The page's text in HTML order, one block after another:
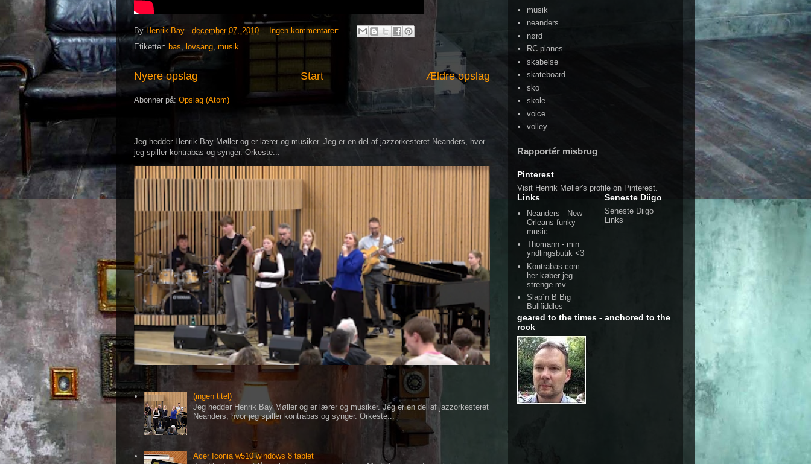
By Henrik Bay - december 07, 2010
Ingen kommentarer:
Etiketter: bas, lovsang, musik
Nyere opslag Ældre opslag
Start
Abonner på: Opslag (Atom)
Jeg hedder Henrik Bay Møller og er lærer og musiker. Jeg er en del af jazzorkesteret Neanders, hvor
jeg spiller kontrabas og synger. Orkeste...
(ingen titel)
Jeg hedder Henrik Bay Møller og er lærer og musiker. Jeg er en del af jazzorkesteret
Neanders, hvor jeg spiller kontrabas og synger. Orkeste...
Acer Iconia w510 windows 8 tablet
musik
neanders
nørd
RC-planes
skabelse
skateboard
sko
skole
voice
volley
Rapportér misbrug
Pinterest
Visit Henrik Møller's profile on Pinterest.
Links
Neanders - New
Orleans funky
music
Thomann - min
yndlingsbutik <3
Kontrabas.com -
her køber jeg
strenge mv
Slap´n B Big
Bullfiddles
Seneste Diigo
Seneste Diigo
Links
geared to the times - anchored to the
rock